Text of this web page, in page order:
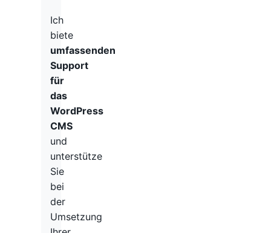
Ich
biete
umfassenden
Support
für
das
WordPress
CMS
und
unterstütze
Sie
bei
der
Umsetzung